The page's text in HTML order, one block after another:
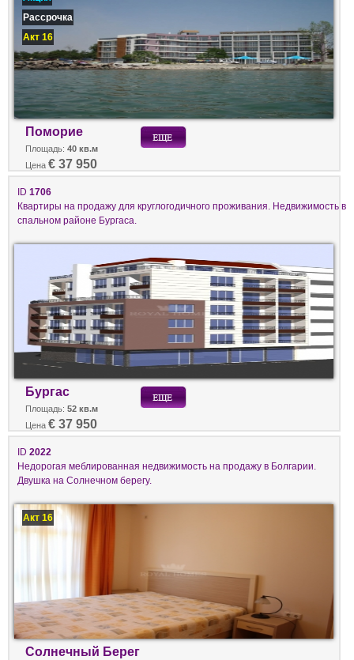
Рассрочка
Акт 16
Поморие
Площадь: 40 кв.м
Цена € 37 950
ID 1706
Квартиры на продажу для круглогодичного проживания. Недвижимость в
спальном районе Бургаса.
Бургас
Площадь: 52 кв.м
Цена € 37 950
ID 2022
Недорогая меблированная недвижимость на продажу в Болгарии.
Двушка на Солнечном берегу.
Акт 16
Солнечный Берег